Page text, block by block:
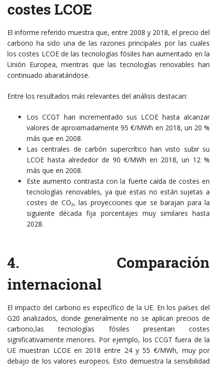
costes LCOE
El informe referido muestra que, entre 2008 y 2018, el precio del
carbono ha sido una de las razones principales por las cuales
los costes LCOE de las tecnologías fósiles han aumentado en la
Unión Europea, mientras que las tecnologías renovables han
continuado abaratándose.
Entre los resultados más relevantes del análisis destacan:
Los CCGT han incrementado sus LCOE hasta alcanzar
valores de aproximadamente 95 €/MWh en 2018, un 20 %
más que en 2008.
Las centrales de carbón supercrítico han visto subir su
LCOE hasta alrededor de 90 €/MWh en 2018, un 12 %
más que en 2008.
Este aumento contrasta con la fuerte caída de costes en
tecnologías renovables, ya que estas no están sujetas a
costes de CO₂, las proyecciones que se barajan para la
siguiente década fija porcentajes muy similares hasta
2028.
4. Comparación
internacional
El impacto del carbono es específico de la UE. En los países del
G20 analizados, donde generalmente no se aplican precios de
carbono,las tecnologías fósiles presentan costes
significativamente menores. Por ejemplo, los CCGT fuera de la
UE muestran LCOE en 2018 entre 24 y 55 €/MWh, muy por
debajo de los valores europeos. Esto demuestra la sensibilidad